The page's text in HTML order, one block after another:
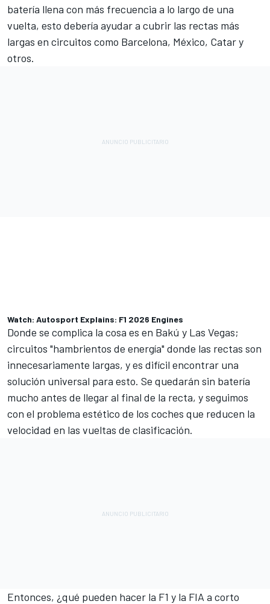
batería llena con más frecuencia a lo largo de una
vuelta, esto debería ayudar a cubrir las rectas más
largas en circuitos como Barcelona, México, Catar y
otros.
Watch: Autosport Explains: F1 2026 Engines
Donde se complica la cosa es en Bakú y Las Vegas;
circuitos "hambrientos de energía" donde las rectas son
innecesariamente largas, y es difícil encontrar una
solución universal para esto. Se quedarán sin batería
mucho antes de llegar al final de la recta, y seguimos
con el problema estético de los coches que reducen la
velocidad en las vueltas de clasificación.
Entonces, ¿qué pueden hacer la F1 y la FIA a corto